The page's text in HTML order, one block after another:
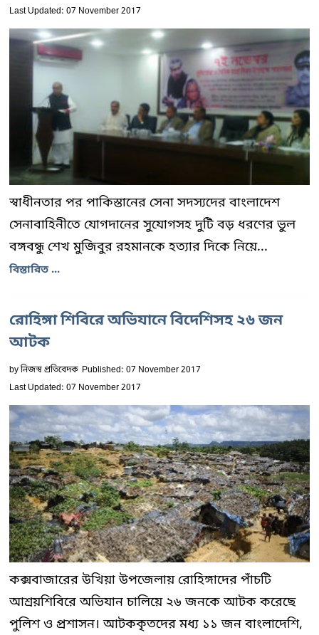
Last Updated: 07 November 2017
স্বাধীনতার পর পাকিস্তানের সেনা সদস্যদের বাংলাদেশ
সেনাবাহিনীতে যোগদানের সুযোগসহ দুটি বড় ধরণের ভুল
বঙ্গবন্ধু শেখ মুজিবুর রহমানকে হত্যার দিকে নিয়ে...
বিস্তারিত ...
রোহিঙ্গা শিবিরে অভিযানে বিদেশিসহ ২৬ জন
আটক
byনিজস্ব প্রতিবেদক Published: 07 November 2017
Last Updated: 07 November 2017
কক্সবাজারের উখিয়া উপজেলায় রোহিঙ্গাদের পাঁচটি
আশ্রয়শিবিরে অভিযান চালিয়ে ২৬ জনকে আটক করেছে
পুলিশ ও প্রশাসন। আটককৃতদের মধ্য ১১ জন বাংলাদেশি,